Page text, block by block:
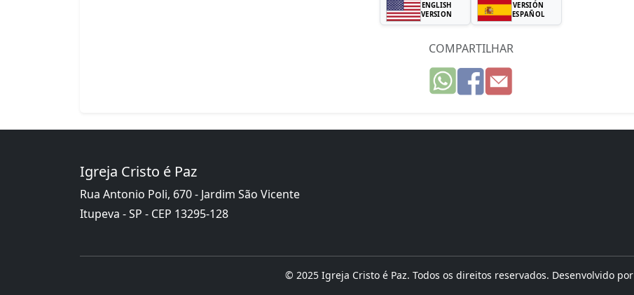
ENGLISH
VERSION
VERSIÓN
ESPAÑOL
COMPARTILHAR
Igreja Cristo é Paz
Rua Antonio Poli, 670 - Jardim São Vicente
Itupeva - SP - CEP 13295-128
© 2025 Igreja Cristo é Paz. Todos os direitos reservados. Desenvolvido por